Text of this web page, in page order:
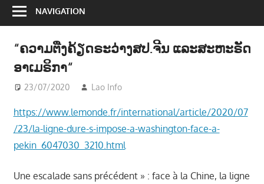
າ
ະ
ຂໍ້
ນ
ຂ່
າ
ສ
NAVIGATION
“ຄວາມຕືງຄ້ຽດຣະວ່າງສປ.ຈີນ ແລະສະຫະຣັດ
ອາເມຣິກາ“
23/07/2020 Lao Info
https://www.lemonde.fr/international/article/2020/07
/23/la-ligne-dure-s-impose-a-washington-face-a-
pekin_6047030_3210.html
Une escalade sans précédent » : face à la Chine, la ligne